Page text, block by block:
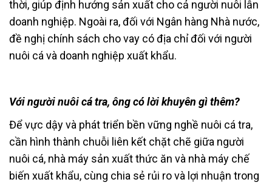
thời, giúp định hướng sản xuất cho cả người nuôi lẫn
doanh nghiệp. Ngoài ra, đối với Ngân hàng Nhà nước,
đề nghị chính sách cho vay có địa chỉ đối với người
nuôi cá và doanh nghiệp xuất khẩu.
Với người nuôi cá tra, ông có lời khuyên gì thêm?
Để vực dậy và phát triển bền vững nghề nuôi cá tra,
cần hình thành chuỗi liên kết chặt chẽ giữa người
nuôi cá, nhà máy sản xuất thức ăn và nhà máy chế
biến xuất khẩu, cùng chia sẻ rủi ro và lợi nhuận trong